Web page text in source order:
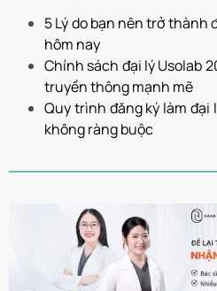
5 Lý do bạn nên trở thành
hôm nay
Chính sách đại lý Usolab
truyền thông mạnh mẽ
Quy trình đăng ký làm đại
không ràng buộc